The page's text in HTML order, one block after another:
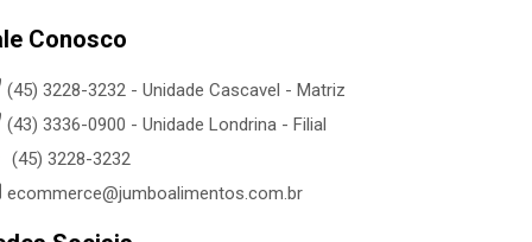
Conosco
(45) 3228-3232 - Unidade Cascavel - Matriz
(43) 3336-0900 - Unidade Londrina - Filial
(45) 3228-3232
ecommerce@jumboalimentos.com.br